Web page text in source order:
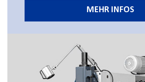
MEHR INFOS